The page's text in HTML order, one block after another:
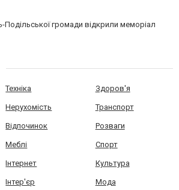
Подільської громади відкрили меморіал
Техніка Здоров'я
Нерухомість Транспорт
Відпочинок Розваги
Меблі Спорт
Інтернет Культура
Інтер'єр Мода